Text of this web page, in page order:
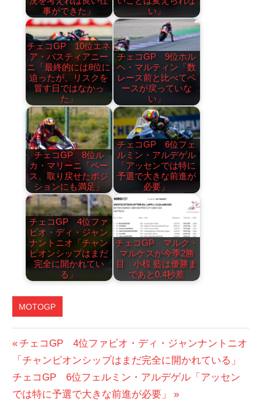
事ができた」
い」
チェコGP 10位エネ
ア・バスティアニー
ニ「最終的には8位に
迫ったが、リスクを
冒す日ではなかっ
た」
チェコGP 9位ホル
ヘ・マルティン「数
レース前と比べてペ
ースが戻っていな
い」
チェコGP 8位ル
カ・マリーニ「ペー
ス、取り戻せたポジ
ションにも満足」
チェコGP 6位フェ
ルミン・アルデゲル
「アッセンでは特に
予選で大きな前進が
必要」
チェコGP 4位ファ
ビオ・ディ・ジャン
ナントニオ「チャン
ピオンシップはまだ
完全に開かれてい
る」
チェコGP マルク・
マルケスが今季2勝
目 小椋 藍は優勝ま
であと0.4秒差
MOTOGP
投
稿
ナ
前
の
投
稿:
チェコGP 4位ファビオ・ディ・ジャンナントニオ
「チャンピオンシップはまだ完全に開かれている」
次
の
チェコGP 6位フェルミン・アルデゲル「アッセン
では特に予選で大きな前進が必要」